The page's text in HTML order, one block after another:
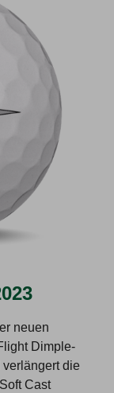
neuen
Dimple-
verlängert die
Cast